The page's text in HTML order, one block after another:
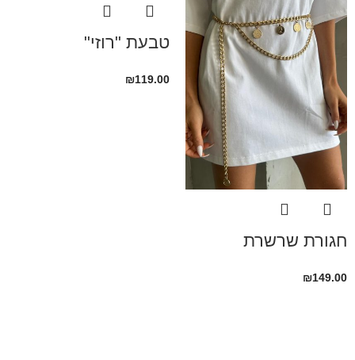
חגורת שרשרת
₪149.00
טבעת "רוזי"
₪119.00